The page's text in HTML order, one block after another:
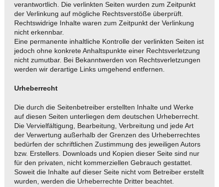
verantwortlich. Die verlinkten Seiten wurden zum Zeitpunkt
der Verlinkung auf mögliche Rechtsverstöße überprüft.
Rechtswidrige Inhalte waren zum Zeitpunkt der Verlinkung
nicht erkennbar.
Eine permanente inhaltliche Kontrolle der verlinkten Seiten ist
jedoch ohne konkrete Anhaltspunkte einer Rechtsverletzung
nicht zumutbar. Bei Bekanntwerden von Rechtsverletzungen
werden wir derartige Links umgehend entfernen.
Urheberrecht
Die durch die Seitenbetreiber erstellten Inhalte und Werke
auf diesen Seiten unterliegen dem deutschen Urheberrecht.
Die Vervielfältigung, Bearbeitung, Verbreitung und jede Art
der Verwertung außerhalb der Grenzen des Urheberrechtes
bedürfen der schriftlichen Zustimmung des jeweiligen Autors
bzw. Erstellers. Downloads und Kopien dieser Seite sind nur
für den privaten, nicht kommerziellen Gebrauch gestattet.
Soweit die Inhalte auf dieser Seite nicht vom Betreiber erstellt
wurden, werden die Urheberrechte Dritter beachtet.